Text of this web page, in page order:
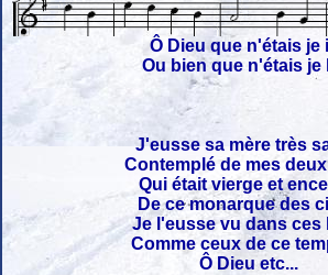
Ô Dieu que n'étais je
Ou bien que n'étais je
J'eusse sa mère très
Contemplé de mes
Qui était vierge et
De ce monarque des
Je l'eusse vu dans ces
Comme ceux de ce
Ô Dieu etc...